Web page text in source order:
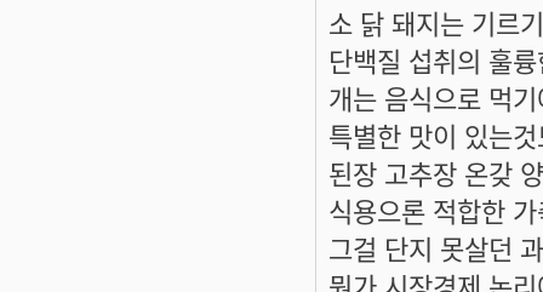
소 닭 돼지는 기르
단백질 섭취의 훌
개는 음식으로 먹
특별한 맛이 있는
된장 고추장 온갖
식용으론 적합한
그걸 단지 못살던